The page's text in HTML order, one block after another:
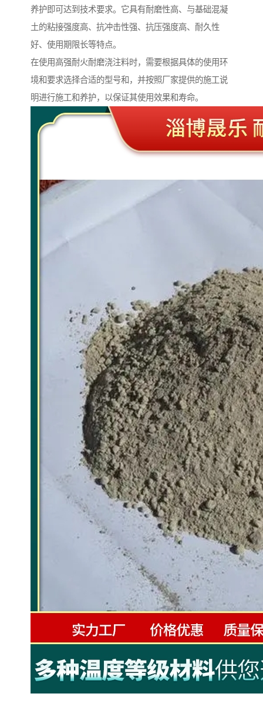
养护即可达到技术要求。它具有耐磨性高、与基础混凝
土的粘接强度高、抗冲击性强、抗压强度高、耐久性
好、使用期限长等特点。
在使用高强耐火耐磨浇注料时，需要根据具体的使用环
境和要求选择合适的型号和，并按照厂家提供的施工说
明进行施工和养护，以保证其使用效果和寿命。